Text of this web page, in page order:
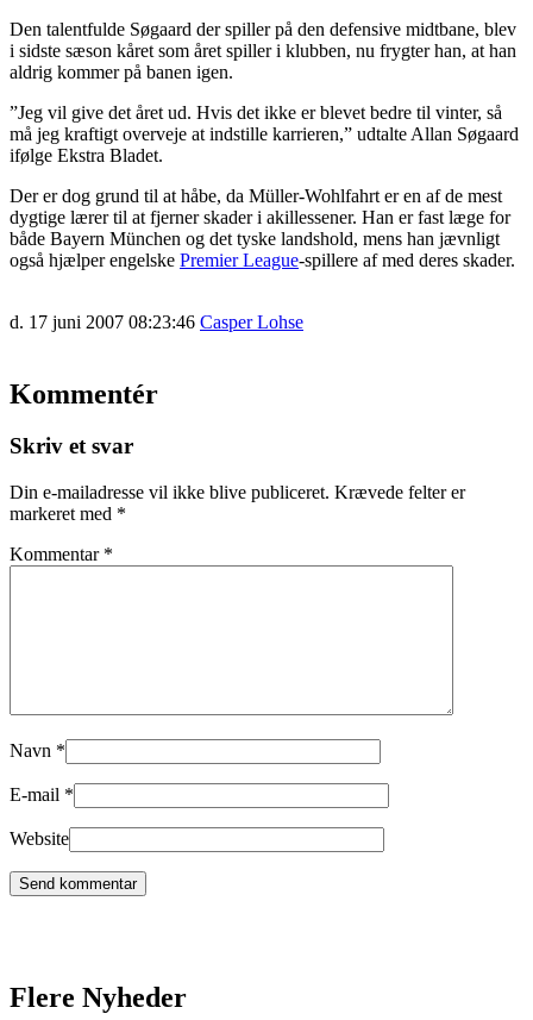
Den talentfulde Søgaard der spiller på den defensive midtbane, blev
i sidste sæson kåret som året spiller i klubben, nu frygter han, at han
aldrig kommer på banen igen.
”Jeg vil give det året ud. Hvis det ikke er blevet bedre til vinter, så
må jeg kraftigt overveje at indstille karrieren,” udtalte Allan Søgaard
ifølge Ekstra Bladet.
Der er dog grund til at håbe, da Müller-Wohlfahrt er en af de mest
dygtige lærer til at fjerner skader i akillessener. Han er fast læge for
både Bayern München og det tyske landshold, mens han jævnligt
også hjælper engelske Premier League-spillere af med deres skader.
d. 17 juni 2007 08:23:46 Casper Lohse
Kommentér
Skriv et svar
Din e-mailadresse vil ikke blive publiceret. Krævede felter er
markeret med *
Kommentar *
Navn *
E-mail *
Website
Flere Nyheder